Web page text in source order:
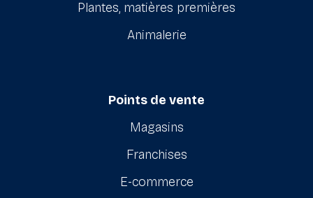
Plantes, matières premières
Animalerie
Points de vente
Magasins
Franchises
E-commerce